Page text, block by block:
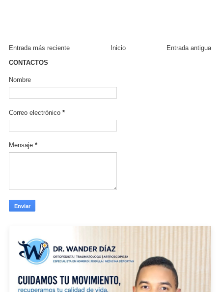
Entrada más reciente Entrada antigua
Inicio
CONTACTOS
Nombre
Correo electrónico *
Mensaje *